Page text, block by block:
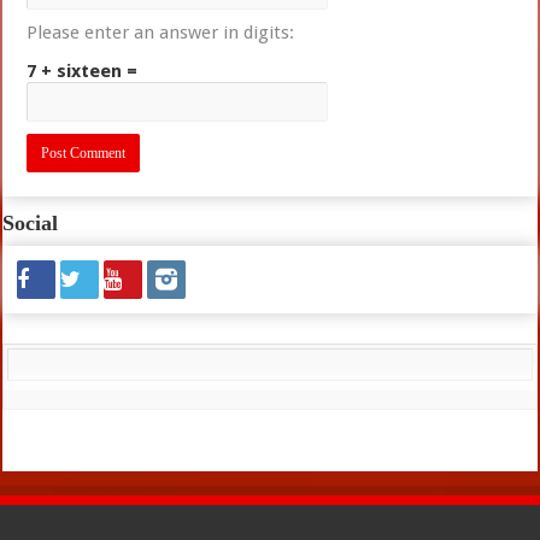
Please enter an answer in digits:
7 + sixteen =
Social